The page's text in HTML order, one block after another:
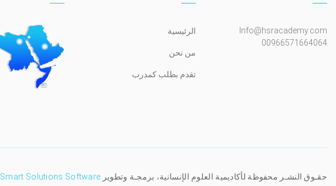
Info@hsracademy.com
00966571664064
الرئيسية
من نحن
تقدم بطلب كمدرب
حقـوق النشـر محفوظة لأكاديمية العلوم الإنسانية، برمجـة وتطوير Smart Solutions Software